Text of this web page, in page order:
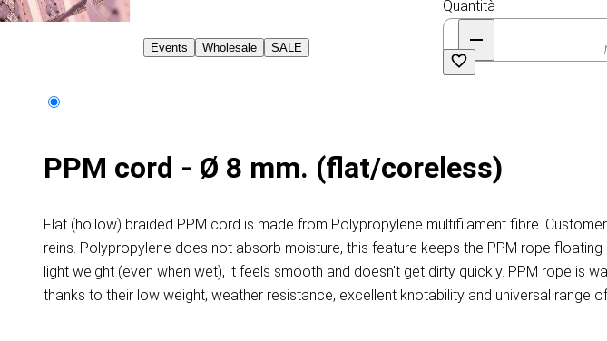
Events Wholesale SALE
Quantità
PPM cord - Ø 8 mm. (flat/coreless)
Flat (hollow) braided PPM cord is made from Polypropylene multifilament fibre.
reins. Polypropylene does not absorb moisture, this feature keeps the PPM rope
light weight (even when wet), it feels smooth and doesn't get dirty quickly. PPM rope is
thanks to their low weight, weather resistance, excellent knotability and universal range